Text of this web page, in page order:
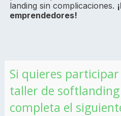
landing sin complicaciones.
emprendedores!
Si quieres
taller de
completa el